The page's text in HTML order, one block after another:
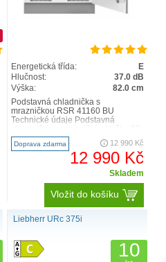
Energetická třída:
E
Hlučnost:
37.0 dB
Výška:
82.0 cm
Podstavná chladnička s
mrazničkou RSR 41160 BU
Technické údaje Podstavná
cm Energetická třída E Invertoro..
Doprava zdarma 12 990 Kč
12 990 Kč
Skladem
Vložit do košíku
Liebherr URc 375i
10